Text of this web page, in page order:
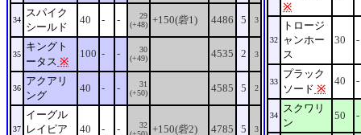
34
スパイク
シールド
40 - -
29
(+48) +150(砦1) 4486 5 3
35
キングト
ータス ※
100 - -
30
(+49)
4535 2 3
36
アクアリ
ング
40 - -
31
(+50)
4585 5 2
37
イーグル
レイピア
40 - -
32 +150(砦2) 4785 5 3
※
32
トロージ
ャンホー
ス
30 -
33
プラック
ソード ※
40 -
34
スクワリ
ン
50 -